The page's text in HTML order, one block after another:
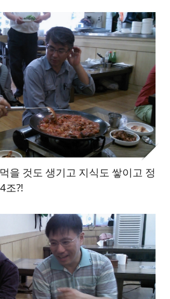
을 것도 생기고 지식도 쌓이고 정
조?!